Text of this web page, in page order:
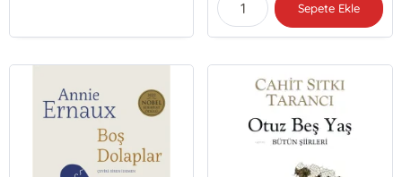
Sepete Ekle